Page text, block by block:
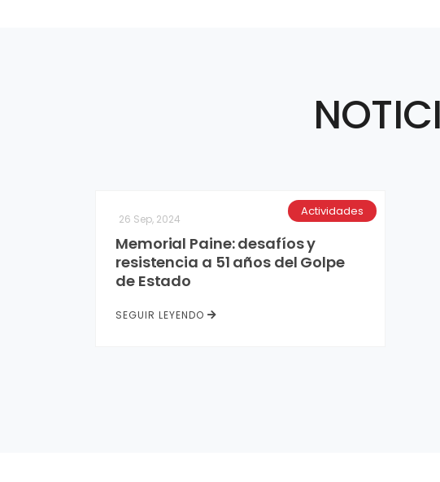
Actividades
26 Sep, 2024
Memorial Paine: desafíos y
resistencia a 51 años del Golpe
de Estado
SEGUIR LEYENDO